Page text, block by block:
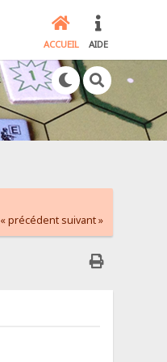
ACCUEIL AIDE
« précédent suivant »